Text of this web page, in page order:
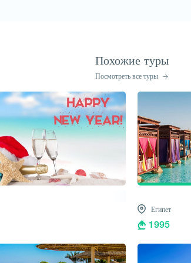
Похожие туры
Посмотреть все туры
Египет
1995